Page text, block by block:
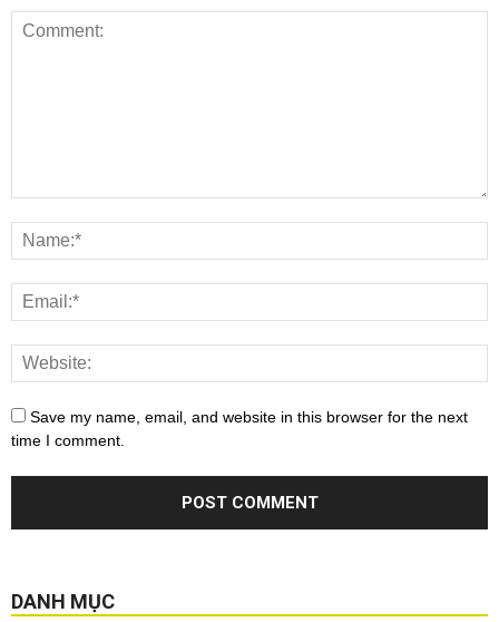
Save my name, email, and website in this browser for the next
time I comment.
DANH MỤC